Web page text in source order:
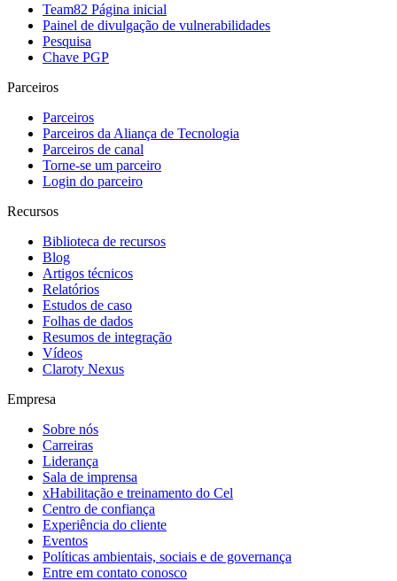
Team82 Página inicial
Painel de divulgação de vulnerabilidades
Pesquisa
Chave PGP
Parceiros
Parceiros
Parceiros da Aliança de Tecnologia
Parceiros de canal
Torne-se um parceiro
Login do parceiro
Recursos
Biblioteca de recursos
Blog
Artigos técnicos
Relatórios
Estudos de caso
Folhas de dados
Resumos de integração
Vídeos
Claroty Nexus
Empresa
Sobre nós
Carreiras
Liderança
Sala de imprensa
xHabilitação e treinamento do Cel
Centro de confiança
Experiência do cliente
Eventos
Políticas ambientais, sociais e de governança
Entre em contato conosco